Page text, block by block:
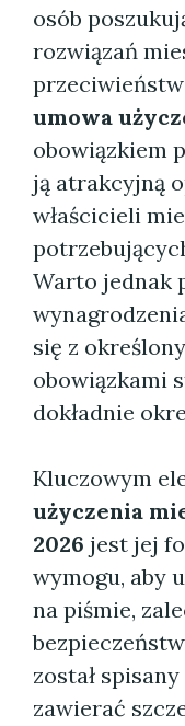
osób
rozwiązań
umowa
obowiązkiem
ją atrakcyjną
właścicieli
Warto jednak
się z
obowiązkami
dokładnie
Kluczowym
użyczenia
2026 jest jej
wymogu, aby
na piśmie,
został
zawierać